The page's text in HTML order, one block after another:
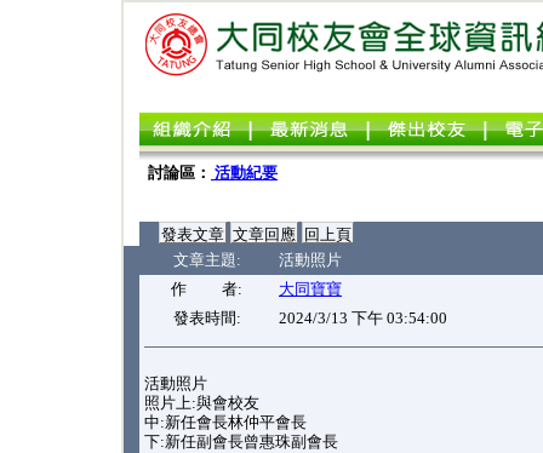
討論區： 活動紀要
文章主題:
活動照片
作 者:
大同寶寶
發表時間:
2024/3/13 下午 03:54:00
活動照片
照片上:與會校友
中:新任會長林仲平會長
下:新任副會長曾惠珠副會長